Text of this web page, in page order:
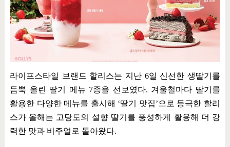
라이프스타일 브랜드 할리스는 지난 6일 신선한 생딸기를
듬뿍 올린 딸기 메뉴 7종을 선보였다. 겨울철마다 딸기를
활용한 다양한 메뉴를 출시해 ‘딸기 맛집’으로 등극한 할리
스가 올해는 고당도의 설향 딸기를 풍성하게 활용해 더 강
력한 맛과 비주얼로 돌아왔다.